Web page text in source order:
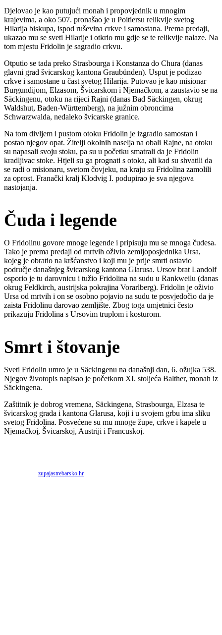
Djelovao je kao putujući monah i propovjednik u mnogim
krajevima, a oko 507. pronašao je u Poitiersu relikvije svetog
Hilarija biskupa, ispod ruševina crkve i samostana. Prema predaji,
ukazao mu se sveti Hilarije i otkrio mu gdje se te relikvije nalaze. Na
tom mjestu Fridolin je sagradio crkvu.
Otputio se tada preko Strasbourga i Konstanza do Chura (danas
glavni grad švicarskog kantona Graubünden). Usput je podizao
crkve i samostane u čast svetog Hilarija. Putovao je kao misionar
Burgundijom, Elzasom, Švicarskom i Njemačkom, a zaustavio se na
Säckingenu, otoku na rijeci Rajni (danas Bad Säckingen, okrug
Waldshut, Baden-Württemberg), na južnim obroncima
Schwarzwalda, nedaleko švicarske granice.
Na tom divljem i pustom otoku Fridolin je izgradio samostan i
postao njegov opat. Žitelji okolnih naselja na obali Rajne, na otoku
su napasali svoju stoku, pa su u početku smatrali da je Fridolin
kradljivac stoke. Htjeli su ga prognati s otoka, ali kad su shvatili da
se radi o misionaru, svetom čovjeku, na kraju su Fridolina zamolili
za oprost. Franački kralj Klodvig I. podupirao je sva njegova
nastojanja.
Čuda i legende
O Fridolinu govore mnoge legende i pripisuju mu se mnoga čudesa.
Tako je prema predaji od mrtvih oživio zemljoposjednika Ursa,
kojeg je obratio na kršćanstvo i koji mu je prije smrti ostavio
područje današnjeg švicarskog kantona Glarusa. Ursov brat Landolf
osporio je tu darovnicu i tužio Fridolina na sudu u Rankweilu (danas
okrug Feldkirch, austrijska pokrajina Vorarlberg). Fridolin je oživio
Ursa od mrtvih i on se osobno pojavio na sudu te posvjedočio da je
zaista Fridolinu darovao zemljište. Zbog toga umjetnici često
prikazuju Fridolina s Ursovim truplom i kosturom.
Smrt i štovanje
Sveti Fridolin umro je u Säckingenu na današnji dan, 6. ožujka 538.
Njegov životopis napisao je početkom XI. stoljeća Balther, monah iz
Säckingena.
Zaštitnik je dobrog vremena, Säckingena, Strasbourga, Elzasa te
švicarskog grada i kantona Glarusa, koji i u svojem grbu ima sliku
svetog Fridolina. Posvećene su mu mnoge župe, crkve i kapele u
Njemačkoj, Švicarskoj, Austriji i Francuskoj.
Izvor:zupajastrebarsko.hr